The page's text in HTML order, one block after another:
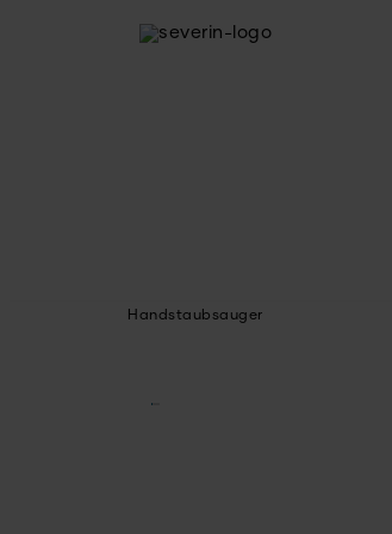
Handstaubsauger